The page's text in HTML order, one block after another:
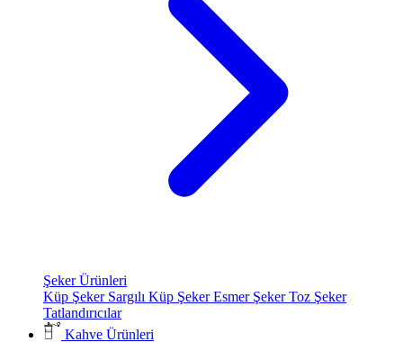
Şeker Ürünleri
Küp Şeker Sargılı Küp ŞekerEsmer ŞekerToz Şeker
Tatlandırıcılar
Kahve Ürünleri